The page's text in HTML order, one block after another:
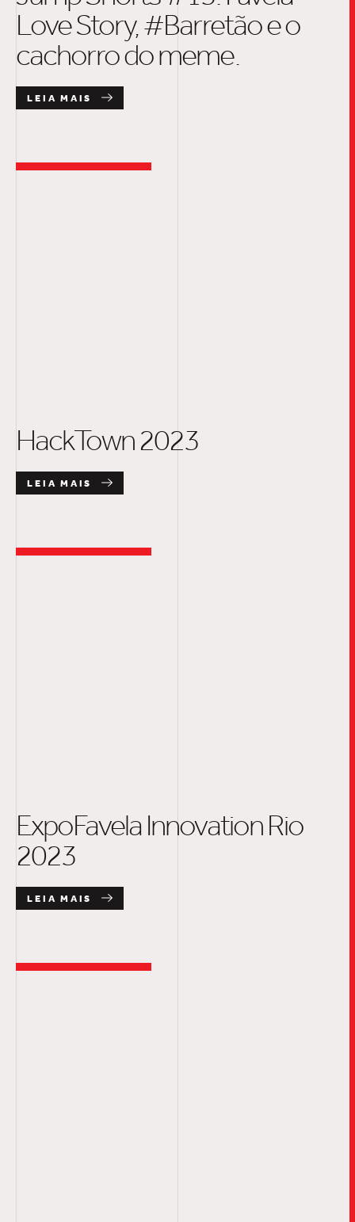
Love Story, #Barretão e o
cachorro do meme.
LEIA MAIS
HackTown 2023
LEIA MAIS
ExpoFavela Innovation Rio
2023
LEIA MAIS